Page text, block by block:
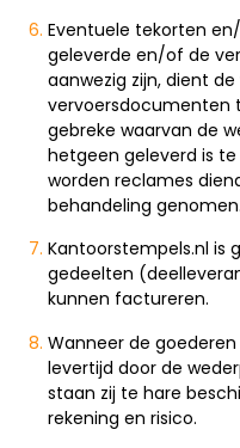
Eventuele tekorten
geleverde en/of de
aanwezig zijn, dient
vervoersdocumenten
gebreke waarvan de
hetgeen geleverd is
worden reclames
behandeling genomen.
Kantoorstempels.nl is
gedeelten
kunnen factureren.
Wanneer de
levertijd door de
staan zij te hare
rekening en risico.